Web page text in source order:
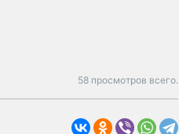
58 просмотров всего.